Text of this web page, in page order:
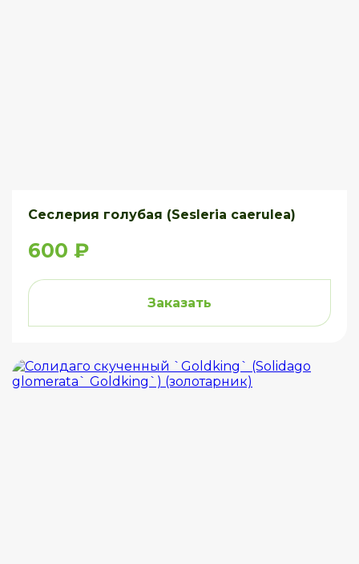
Сеслерия голубая (Sesleria caerulea)
600 ₽
Заказать